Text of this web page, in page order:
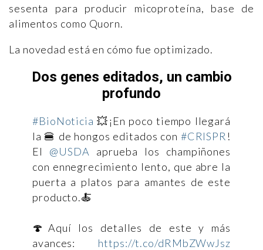
sesenta para producir micoproteína, base de
alimentos como Quorn.
La novedad está en cómo fue optimizado.
Dos genes editados, un cambio
profundo
#BioNoticia 💥¡En poco tiempo llegará
la 🍔 de hongos editados con #CRISPR !
El @USDA aprueba los champiñones
con ennegrecimiento lento, que abre la
puerta a platos para amantes de este
producto.🍝
🍄Aquí los detalles de este y más
avances: https://t.co/dRMbZWwJsz